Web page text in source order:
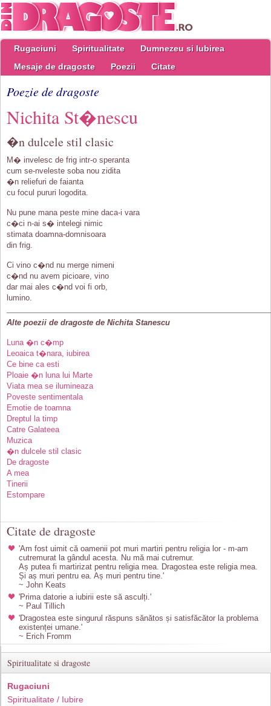
Rugaciuni Spiritualitate
Dumnezeu si Iubirea
Mesaje de dragoste
Poezii Citate
Poezie de dragoste
Nichita St�nescu
�n dulcele stil clasic
M� invelesc de frig intr-o speranta
cum se-nveleste soba nou zidita
�n reliefuri de faianta
cu focul pururi logodita.
Nu pune mana peste mine daca-i vara
c�ci n-ai s� intelegi nimic
stimata doamna-domnisoara
din frig.
Ci vino c�nd nu merge nimeni
c�nd nu avem picioare, vino
dar mai ales c�nd voi fi orb,
lumino.
Alte poezii de dragoste de Nichita Stanescu
Luna �n c�mp
Leoaica t�nara, iubirea
Ce bine ca esti
Ploaie �n luna lui Marte
Viata mea se ilumineaza
Poveste sentimentala
Emotie de toamna
Dreptul la timp
Catre Galateea
Muzica
�n dulcele stil clasic
De dragoste
A mea
Tinerii
Estompare
Citate de dragoste
'Am fost uimit că oamenii pot muri martiri pentru religia lor - m-am
cutremurat la gândul acesta. Nu mă mai cutremur.
Aș putea fi martirizat pentru religia mea. Dragostea este religia mea.
Și aș muri pentru ea. Aș muri pentru tine.'
~ John Keats
'Prima datorie a iubirii este să asculți.'
~ Paul Tillich
'Dragostea este singurul răspuns sănătos și satisfăcător la problema
existenței umane.'
~ Erich Fromm
Spiritualitate si dragoste
Rugaciuni
Spiritualitate / Iubire